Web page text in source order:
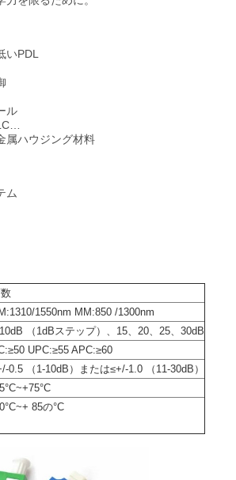
いPDL
ル
属ハウジング材料
ム
1550nm MM:850 /1300nm
（1dBステップ）、15、20、25、30dB
UPC:≥55 APC:≥60
0.5 （1-10dB）または≤+/-1.0 （11-30dB）
85の°C